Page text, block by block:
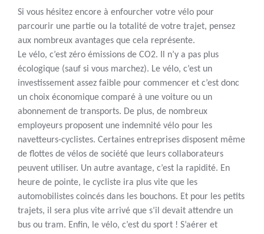
Si vous hésitez encore à enfourcher votre vélo pour
parcourir une partie ou la totalité de votre trajet, pensez
aux nombreux avantages que cela représente.
Le vélo, c’est zéro émissions de CO2. Il n’y a pas plus
écologique (sauf si vous marchez). Le vélo, c’est un
investissement assez faible pour commencer et c’est donc
un choix économique comparé à une voiture ou un
abonnement de transports. De plus, de nombreux
employeurs proposent une indemnité vélo pour les
navetteurs-cyclistes. Certaines entreprises disposent même
de flottes de vélos de société que leurs collaborateurs
peuvent utiliser. Un autre avantage, c’est la rapidité. En
heure de pointe, le cycliste ira plus vite que les
automobilistes coincés dans les bouchons. Et pour les petits
trajets, il sera plus vite arrivé que s’il devait attendre un
bus ou tram. Enfin, le vélo, c’est du sport ! S’aérer et